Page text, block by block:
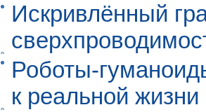
Искривлённый
Роботы-
к реальной жизни